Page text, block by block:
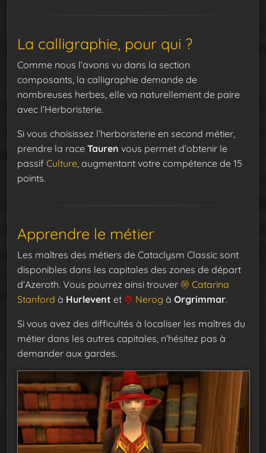
/use Cendrelle
/use Voile d’Azshara
/use Vignétincelle
/use Pétale de cœur
/use Fouettine
/use Jasmin crépusculaire
La calligraphie, pour qui ?
Comme nous l’avons vu dans la section
composants, la calligraphie demande de
nombreuses herbes, elle va naturellement de paire
avec l’Herboristerie.
Si vous choisissez l’herboristerie en second métier,
prendre la race Tauren vous permet d’obtenir le
passif Culture, augmentant votre compétence de 15
points.
Apprendre le métier
Les maîtres des métiers de Cataclysm Classic sont
disponibles dans les capitales des zones de départ
d’Azeroth. Vous pourrez ainsi trouver
Catarina
Stanford à Hurlevent et Nerog à Orgrimmar.
Si vous avez des difficultés à localiser les maîtres du
métier dans les autres capitales, n’hésitez pas à
demander aux gardes.